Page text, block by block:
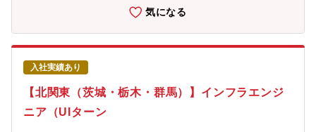
テレワークとメリハリをつけた勤務が可能です。また働きやすい
の仕事の魅力・面白さ】医薬メーカー含め多くの顧客への導入実
績があります。また医薬メーカーだけでなく設備メーカーからの
引き合いも増え、これから本格的な導入が始まりますので、色々
な案件に関わることで業務に関する知見を広げることができま
す。また導入した現場の生の声を聴きながら、エンハンスしてい
けるという点や、中長期的にはグローバル展開もあり得ますの
で、モチベーションにつながると思います。【この仕事の大変
さ】大手顧客などの場合、独自のアドオン開発もありますので、
顧客要件に合わせた対応が必要になります。また現地調整や立ち
気になる
入社実績あり
【北関東（茨城・栃木・群馬）】インフラエンジ
ニア（UIターン